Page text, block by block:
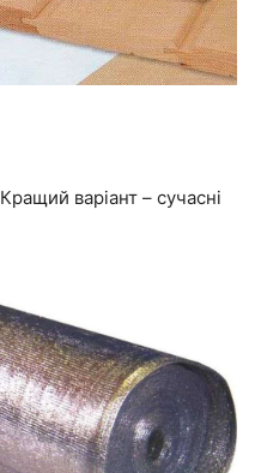
Кращий варіант – сучасні